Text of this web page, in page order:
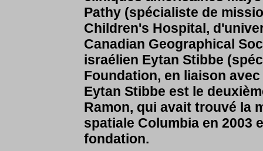
Pathy (spécialiste de
Children's Hospital,
Canadian Geographical
israélien Eytan Stibbe
Foundation, en liaison
Eytan Stibbe est le
Ramon, qui avait trouvé la
spatiale Columbia en 2003
fondation.